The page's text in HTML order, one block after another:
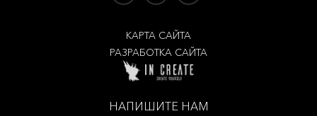
КАРТА САЙТА
РАЗРАБОТКА САЙТА
НАПИШИТЕ НАМ